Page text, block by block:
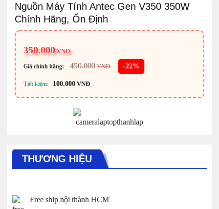
Nguồn Máy Tính Antec Gen V350 350W
Chính Hãng, Ổn Định
350.000 VNĐ
Giá chính hãng: 450.000 VNĐ -22%
Tiết kiệm: 100.000 VNĐ
THƯƠNG HIỆU
Free ship nội thành HCM